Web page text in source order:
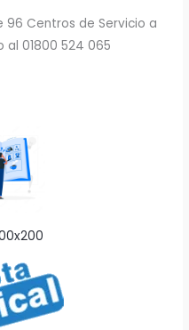
96 Centros de Servicio a
01800 524 065